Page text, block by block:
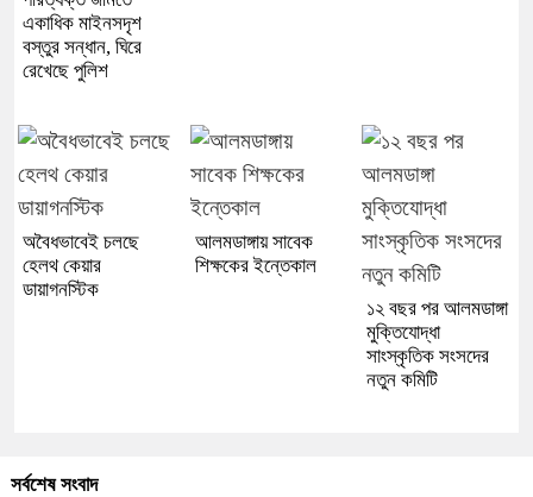
একাধিক মাইনসদৃশ
বস্তুর সন্ধান, ঘিরে
রেখেছে পুলিশ
অবৈধভাবেই চলছে
হেলথ কেয়ার
ডায়াগনস্টিক
আলমডাঙ্গায় সাবেক
শিক্ষকের ইন্তেকাল
১২ বছর পর আলমডাঙ্গা
মুক্তিযোদ্ধা
সাংস্কৃতিক সংসদের
নতুন কমিটি
সর্বশেষ সংবাদ